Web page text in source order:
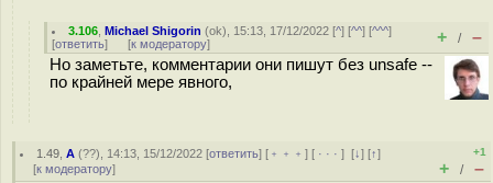
3.106 ,Michael Shigorin (ok), 15:13, 17/12/2022 [^] [^^] [^^^]
[ответить] [к модератору] + / –
Но заметьте, комментарии они пишут без unsafe --
по крайней мере явного,
1.49 ,А (??), 14:13, 15/12/2022 [ответить] [ ﹢﹢﹢] [ · · ·][↓] [↑]
[к модератору]
+1
+ / –